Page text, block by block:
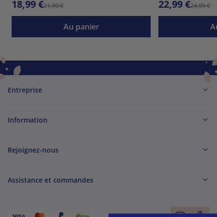
18,99 €21,99 €
Au panier
22,99 €24,99 €
Entreprise
Information
Rejoignez-nous
Assistance et commandes